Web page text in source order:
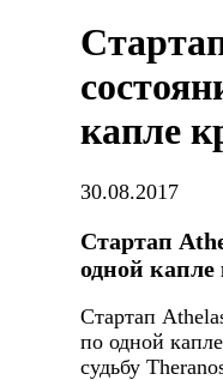
капле
30.08.2017
Стартап
одной капле
Стартап
по одной
судьбу